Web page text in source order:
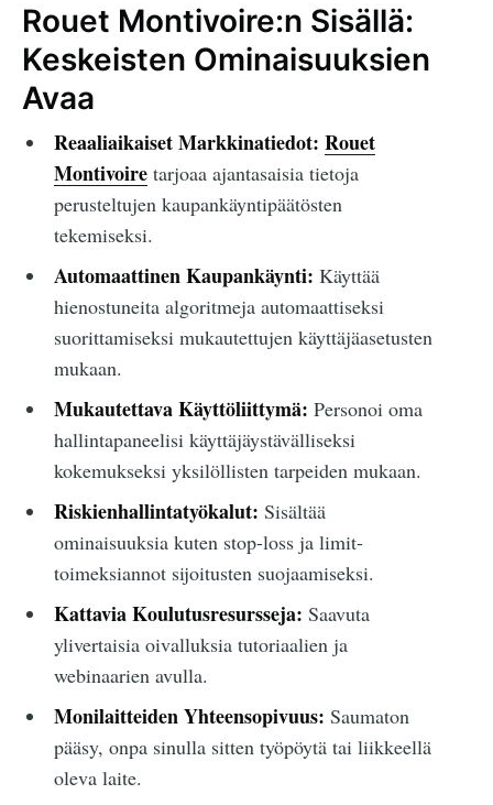
Rouet Montivoire:n Sisällä:
Keskeisten Ominaisuuksien
Avaa
Reaaliaikaiset Markkinatiedot: Rouet
Montivoiretarjoaa ajantasaisia tietoja
perusteltujen kaupankäyntipäätösten
tekemiseksi.
Automaattinen Kaupankäynti: Käyttää
hienostuneita algoritmeja automaattiseksi
suorittamiseksi mukautettujen käyttäjäasetusten
mukaan.
Mukautettava Käyttöliittymä: Personoi oma
hallintapaneelisi käyttäjäystävälliseksi
kokemukseksi yksilöllisten tarpeiden mukaan.
Riskienhallintatyökalut: Sisältää
ominaisuuksia kuten stop-loss ja limit-
toimeksiannot sijoitusten suojaamiseksi.
Kattavia Koulutusresursseja: Saavuta
ylivertaisia oivalluksia tutoriaalien ja
webinaarien avulla.
Monilaitteiden Yhteensopivuus: Saumaton
pääsy, onpa sinulla sitten työpöytä tai liikkeellä
oleva laite.